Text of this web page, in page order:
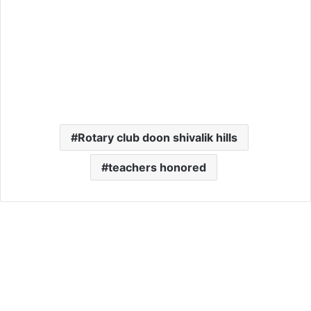
Rotary club doon shivalik hills
teachers honored